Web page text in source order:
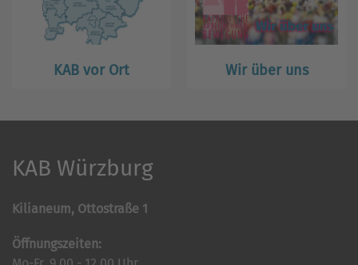
KAB vor Ort Wir über uns
KAB Würzburg
Kilianeum, Ottostraße 1
Öffnungszeiten: